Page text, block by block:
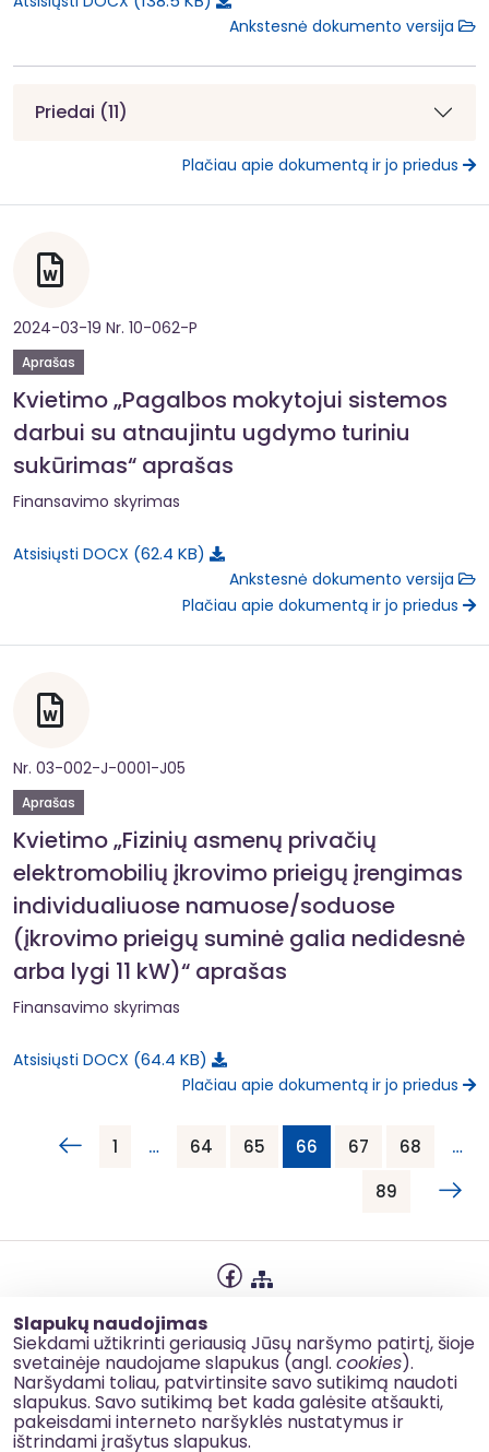
Slapukų naudojimas
Siekdami užtikrinti geriausią Jūsų naršymo patirtį, šioje
svetainėje naudojame slapukus (angl. cookies).
Naršydami toliau, patvirtinsite savo sutikimą naudoti
slapukus. Savo sutikimą bet kada galėsite atšaukti,
pakeisdami interneto naršyklės nustatymus ir
ištrindami įrašytus slapukus.
Ankstesnė dokumento versija
Priedai (11)
Plačiau apie dokumentą ir jo priedus
2024-03-19 Nr. 10-062-P
Aprašas
Kvietimo „Pagalbos mokytojui sistemos
darbui su atnaujintu ugdymo turiniu
sukūrimas“ aprašas
Finansavimo skyrimas
Atsisiųsti DOCX 62.4 KB
Ankstesnė dokumento versija
Plačiau apie dokumentą ir jo priedus
Nr. 03-002-J-0001-J05
Aprašas
Kvietimo „Fizinių asmenų privačių
elektromobilių įkrovimo prieigų įrengimas
individualiuose namuose/soduose
(įkrovimo prieigų suminė galia nedidesnė
arba lygi 11 kW)“ aprašas
Finansavimo skyrimas
Atsisiųsti DOCX 64.4 KB
Plačiau apie dokumentą ir jo priedus
1 … 64 65 66 67 68
…
89
Slapukų naudojimas
Korupcijos prevencija
Kontaktai